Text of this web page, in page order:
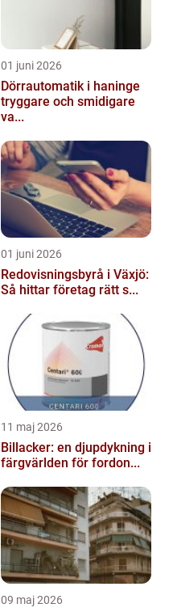
01 juni 2026
Dörrautomatik i haninge
tryggare och smidigare
va...
01 juni 2026
Redovisningsbyrå i Växjö:
Så hittar företag rätt s...
11 maj 2026
Billacker: en djupdykning i
färgvärlden för fordon...
09 maj 2026